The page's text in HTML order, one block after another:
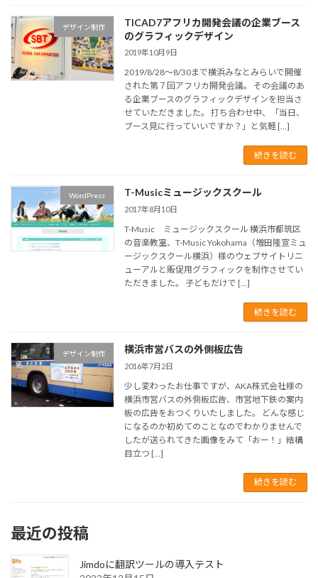
デザイン制作
TICAD7アフリカ開発会議の企業ブース
のグラフィックデザイン
2019年10月9日
2019/8/28～8/30まで横浜みなとみらいで開催
された第７回アフリカ開発会議。 その会議のあ
る企業ブースのグラフィックデザインを担当さ
せていただきました。 打ち合わせ中、「当日、
ブース見に行っていいですか？」と気軽 […]
続きを読む
WordPress T-Musicミュージックスクール
2017年8月10日
T-Music ミュージックスクール 横浜市都筑区
の音楽教室、T-Music Yokohama（増田隆宣ミュ
ージックスクール横浜）様のウェブサイトリニ
ューアルと販促用グラフィックを制作させてい
ただきました。 子どもだけで […]
続きを読む
デザイン制作 横浜市営バスの外側板広告
2016年7月2日
少し変わったお仕事ですが、AKA株式会社様の
横浜市営バスの外側板広告、市営地下鉄の案内
板の広告をおつくりいたしました。 どんな感じ
になるのか初めてのことなのでわかりませんで
したが送られてきた画像をみて「おー！」結構
目立つ […]
続きを読む
最近の投稿
Jimdoに翻訳ツールの導入テスト